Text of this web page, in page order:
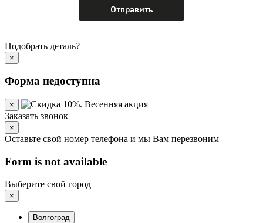
Подобрать деталь?
×
Форма недоступна
×
Заказать звонок
×
Оставьте свой номер телефона и мы Вам перезвоним
Form is not available
Выберите свой город
×
Волгоград